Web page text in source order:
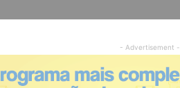
- Advertisement -